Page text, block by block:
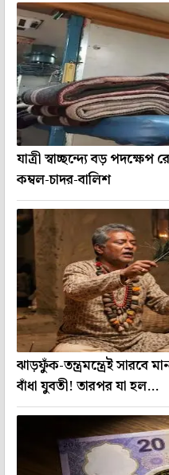
যাত্রী স্বাচ্ছন্দ্যে বড়
কম্বল-চাদর-বালিশ
ঝাড়ফুঁক-তন্ত্রমন্ত্রেই সারবে
বাঁধা যুবতী! তারপর যা হল...